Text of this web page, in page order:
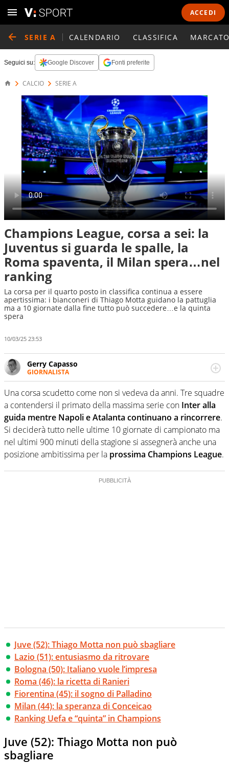
ACCEDI
SERIE A CALENDARIO CLASSIFICA
Seguici su: Google Discover Fonti preferite
CALCIO SERIE A
Champions League, corsa a sei: la
Juventus si guarda le spalle, la
Roma spaventa, il Milan spera…nel
ranking
La corsa per il quarto posto in classifica continua a essere
apertissima: i bianconeri di Thiago Motta guidano la pattuglia
ma a 10 giornate dalla fine tutto può succedere…e la quinta
spera
10/03/25 23:53
Gerry Capasso
GIORNALISTA
Per lui gli sport americani non hanno segreti: basket,
football, baseball e la capacità innata di trovare la notizia
dove altri non vedono granché
Una corsa scudetto come non si vedeva da anni. Tre squadre
a contendersi il primato della massima serie con Inter alla
guida mentre Napoli e Atalanta continuano a rincorrere.
Si deciderà tutto nelle ultime 10 giornate di campionato ma
nel ultimi 900 minuti della stagione si assegnerà anche una
posizione ambitissima per la prossima Champions League.
Juve (52): Thiago Motta non può sbagliare
Lazio (51): entusiasmo da ritrovare
Bologna (50): Italiano vuole l’impresa
Roma (46): la ricetta di Ranieri
Fiorentina (45): il sogno di Palladino
Milan (44): la speranza di Conceicao
Ranking Uefa e “quinta” in Champions
Juve (52): Thiago Motta non può
sbagliare